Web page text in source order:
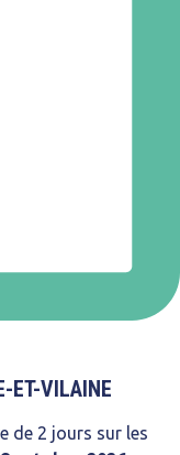
ET-VILAINE
de 2 jours sur les